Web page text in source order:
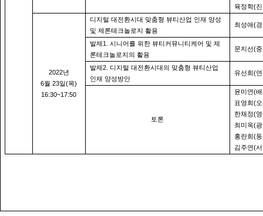
육정학(
2022년
6월23일(목)
16:30~17:50
디지털 대전환시대 맞춤형 뷰티산업 인재 양성
및 제론테크놀로지 활용
최성애(
발제 1. 시니어를 위한 뷰티커뮤니티케어 및 제
론테크놀로지의 활용
문지선(
발제 2.
디지털 대전환시대의 맞춤형 뷰티산업
인재 양성방안
유선희 (
토론
윤미연(
표영희 (
한채정(
최미옥(
홍란희 (
김주연(